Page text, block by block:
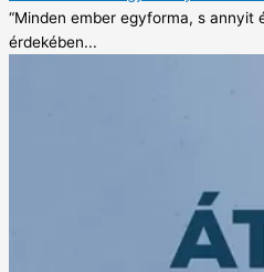
“Minden ember egyforma, s annyit
érdekében...